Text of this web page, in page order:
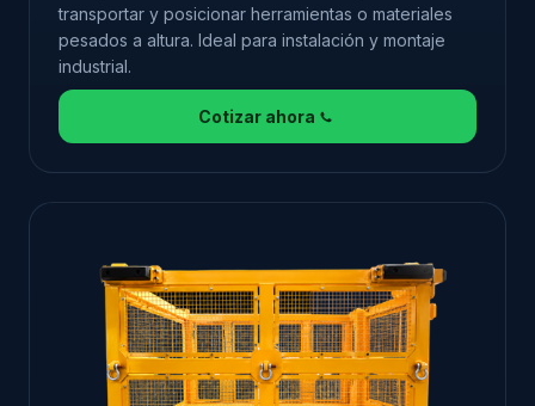
transportar y posicionar herramientas o materiales
pesados a altura. Ideal para instalación y montaje
industrial.
Cotizar ahora